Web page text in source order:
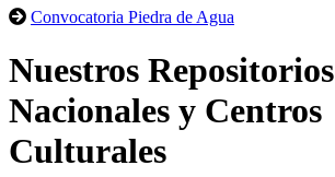
Convocatoria Piedra de Agua
Nuestros Repositorios
Nacionales y Centros
Culturales